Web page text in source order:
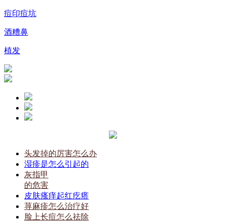
痘印痘坑
酒糟鼻
植发
头发掉的厉害怎么办
湿疹是怎么引起的
灰指甲
的危害
皮肤瘙痒起红疙瘩
荨麻疹怎么治疗好
脸上长痘怎么祛除